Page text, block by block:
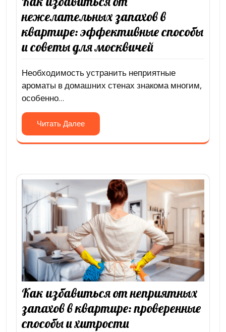
нежелательных запахов в
квартире: эффективные способы
и советы для москвичей
Необходимость устранить неприятные
ароматы в домашних стенах знакома многим,
особенно…
Читать Далее
Как избавиться от неприятных
запахов в квартире: проверенные
способы и хитрости